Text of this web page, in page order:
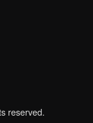
reserved.